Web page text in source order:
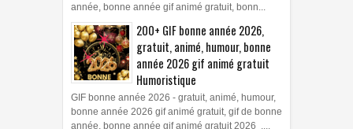
année, bonne année gif animé gratuit, bonn...
200+ GIF bonne année 2026,
gratuit, animé, humour, bonne
année 2026 gif animé gratuit
Humoristique
GIF bonne année 2026 - gratuit, animé, humour,
bonne année 2026 gif animé gratuit, gif de bonne
année, bonne année gif animé gratuit 2026 ,...